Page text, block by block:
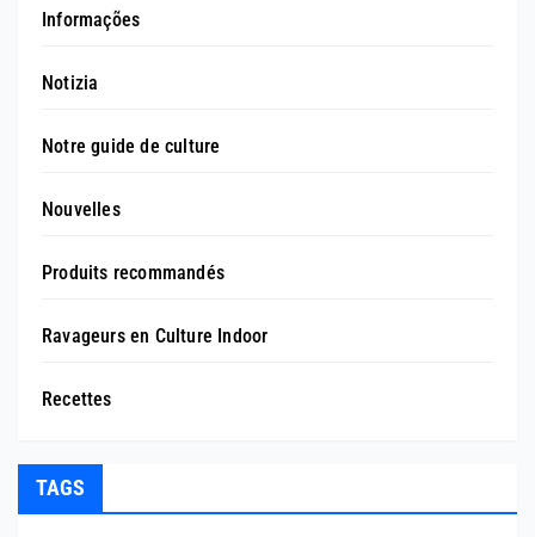
Informações
Notizia
Notre guide de culture
Nouvelles
Produits recommandés
Ravageurs en Culture Indoor
Recettes
TAGS